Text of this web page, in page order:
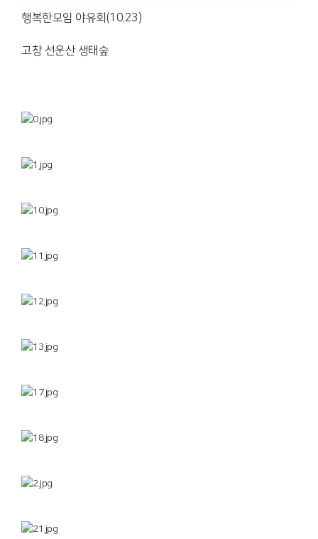
행복한모임 야유회(10.23)
고창 선운산 생태숲